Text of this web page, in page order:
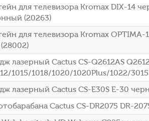
для телевизора Kromax DIX-14
(20263)
для телевизора Kromax
лазерный Cactus CS-Q2612AS
1015/1018/1020/1020Plus/1022/
лазерный Cactus CS-E30S E-30
Cactus CS-DR2075 DR-